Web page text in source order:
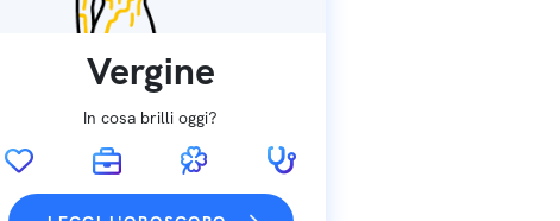
Vergine
In cosa brilli oggi?